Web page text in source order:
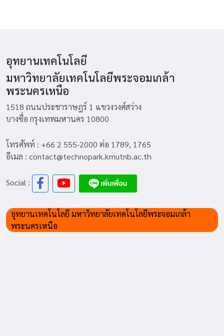
อุทยานเทคโนโลยี
มหาวิทยาลัยเทคโนโลยีพระจอมเกล้า
พระนครเหนือ
1518 ถนนประชาราษฎร์ 1 แขวงวงศ์สว่าง
บางซื่อ กรุงเทพมหานคร 10800
โทรศัพท์ : +66 2 555-2000 ต่อ 1789, 1765
อีเมล : contact@technopark.kmutnb.ac.th
Social :
อุทยานเทคโนโลยี มหาวิทยาลัยเทคโนโลยีพระจอมเกล้า
พระนครเหนือ